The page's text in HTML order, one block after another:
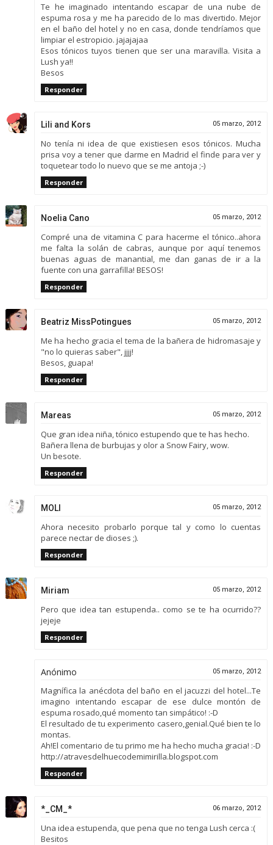
Te he imaginado intentando escapar de una nube de
espuma rosa y me ha parecido de lo mas divertido. Mejor
en el baño del hotel y no en casa, donde tendríamos que
limpiar el estropicio. jajajajaa
Esos tónicos tuyos tienen que ser una maravilla. Visita a
Lush ya!!
Besos
Responder
Lili and Kors 05 marzo, 2012
No tenía ni idea de que existiesen esos tónicos. Mucha
prisa voy a tener que darme en Madrid el finde para ver y
toquetear todo lo nuevo que se me antoja ;-)
Responder
Noelia Cano 05 marzo, 2012
Compré una de vitamina C para hacerme el tónico..ahora
me falta la solán de cabras, aunque por aquí tenemos
buenas aguas de manantial, me dan ganas de ir a la
fuente con una garrafilla! BESOS!
Responder
Beatriz MissPotingues 05 marzo, 2012
Me ha hecho gracia el tema de la bañera de hidromasaje y
"no lo quieras saber", jjjj!
Besos, guapa!
Responder
Mareas 05 marzo, 2012
Que gran idea niña, tónico estupendo que te has hecho.
Bañera llena de burbujas y olor a Snow Fairy, wow.
Un besote.
Responder
MOLI 05 marzo, 2012
Ahora necesito probarlo porque tal y como lo cuentas
parece nectar de dioses ;).
Responder
Miriam 05 marzo, 2012
Pero que idea tan estupenda.. como se te ha ocurrido??
jejeje
Responder
Anónimo 05 marzo, 2012
Magnífica la anécdota del baño en el jacuzzi del hotel...Te
imagino intentando escapar de ese dulce montón de
espuma rosado,qué momento tan simpático! :-D
El resultado de tu experimento casero,genial.Qué bien te lo
montas.
Ah!El comentario de tu primo me ha hecho mucha gracia! :-D
http://atravesdelhuecodemimirilla.blogspot.com
Responder
*_CM_* 06 marzo, 2012
Una idea estupenda, que pena que no tenga Lush cerca :(
Besitos